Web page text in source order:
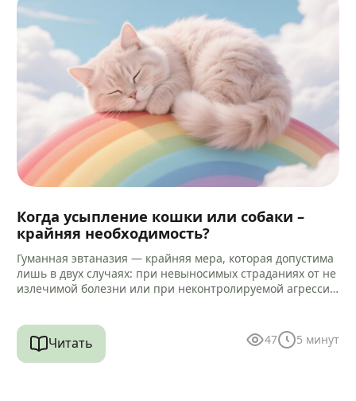
Когда усыпление кошки или собаки –
крайняя необходимость?
Гуманная эвтаназия — крайняя мера, которая допустима
лишь в двух случаях: при невыносимых страданиях от не
излечимой болезни или при неконтролируемой агрессии
Читать 47 5 минут